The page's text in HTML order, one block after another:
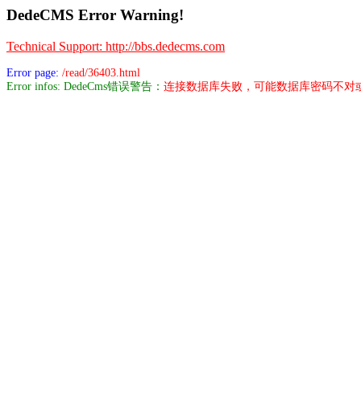
DedeCMS Error Warning!
Technical Support: http://bbs.dedecms.com
Error page: /read/36403.html
Error infos: DedeCms错误警告： 连接数据库失败，可能数据库密码不对